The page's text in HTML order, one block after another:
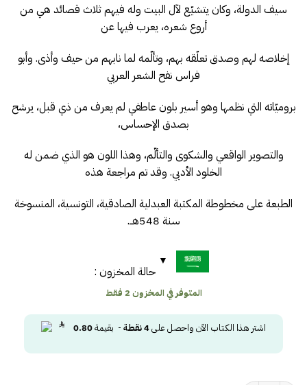
سيف الدولة، وكان يتشيّع لآل البيت وله فيهم ثلاث قصائد هي من
أروع شعره، يعرب فيها عن
إخلاصه لهم وصدق تعلّقه بهم، وتألّمه لما نابهم من حيف وأذى. وأبو
فراس نفح الشعر العربي
بروميّاته التي نظمها وهو أسير بلون عاطفي لم يعرف من ذي قبل، يرشح
بصدق الإحساس،
والتصوير الواقعي والشكوى والتألّم، وهذا اللون هو الذي ضمن له
الخلود الأدبي. وقد تم مراجعة هذه
الطبعة على مخطوطة المكتبة العبدلية الصادقية، التونسية، المنسوخة
سنة 548هــ.
حالة المخزون :
المتوفر في المخزون 2 فقط
اشتر هذا الكتاب الآن واحصل على4نقطة- بقيمة0.80